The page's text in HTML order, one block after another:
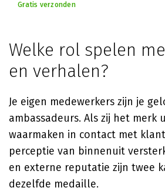
Gratis verzonden
Welke rol spelen
en verhalen?
Je eigen medewerkers zijn je
ambassadeurs. Als zij het merk
waarmaken in contact met
perceptie van binnenuit
en externe reputatie zijn twee
dezelfde medaille.